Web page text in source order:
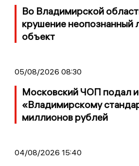
Во Владимирской
крушение неопознанный
объект
05/08/2026 08:30
Московский ЧОП подал
«Владимирскому
миллионов рублей
04/08/2026 15:40